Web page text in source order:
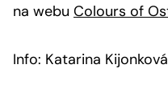
na webu Colours of
Info: Katarina